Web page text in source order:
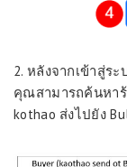
2. หลังจากเข้าสู่
คุณสามารถค้นหา
kothao ส่งไปยัง